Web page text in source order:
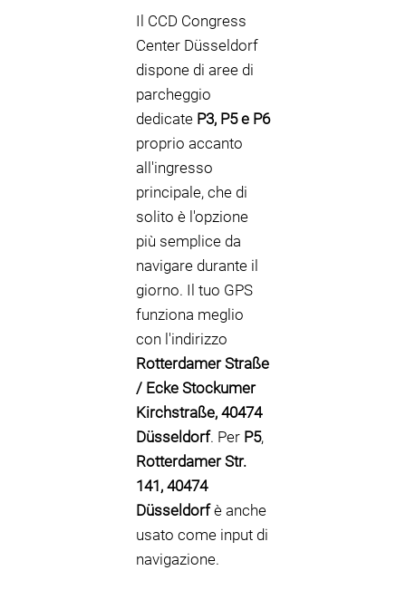
Il CCD Congress
Center Düsseldorf
dispone di aree di
parcheggio
dedicate P3, P5 e P6
proprio accanto
all'ingresso
principale, che di
solito è l'opzione
più semplice da
navigare durante il
giorno. Il tuo GPS
funziona meglio
con l'indirizzo
Rotterdamer Straße
/ Ecke Stockumer
Kirchstraße, 40474
Düsseldorf. Per P5,
Rotterdamer Str.
141, 40474
Düsseldorfè anche
usato come input di
navigazione.